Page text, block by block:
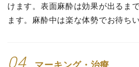
けます。表面麻酔は効果が出るま
ます。麻酔中は楽な体勢でお待ち
04 マーキング・治療